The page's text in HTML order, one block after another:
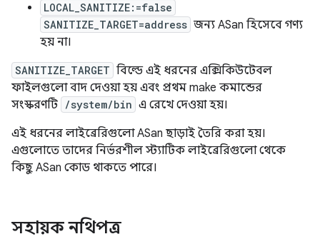
LOCAL_SANITIZE:=false
SANITIZE_TARGET=address জন্য ASan হিসেবে গণ্য
হয় না।
SANITIZE_TARGET বিল্ডে এই ধরনের এক্সিকিউটেবল
ফাইলগুলো বাদ দেওয়া হয় এবং প্রথম make কমান্ডের
সংস্করণটি /system/bin এ রেখে দেওয়া হয়।
এই ধরনের লাইব্রেরিগুলো ASan ছাড়াই তৈরি করা হয়।
এগুলোতে তাদের নির্ভরশীল স্ট্যাটিক লাইব্রেরিগুলো থেকে
কিছু ASan কোড থাকতে পারে।
সহায়ক নথিপত্র